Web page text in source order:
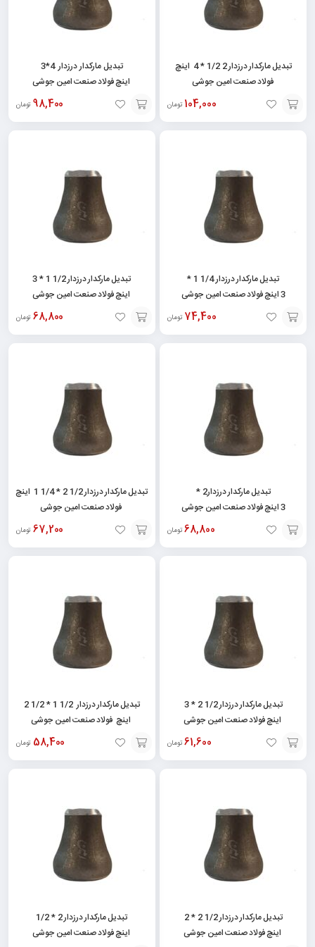
تبدیل مارکدار درزدار 2 1/2 * 4 اینچ
فولاد صنعت امین جوشی
104,000 تومان
افزودن
تبدیل مارکدار درزدار 4*3
اینچ فولاد صنعت امین جوشی
98,400 تومان
افزودن
تبدیل مارکدار درزدار 1/4 1 *
3 اینچ فولاد صنعت امین جوشی
74,400 تومان
افزودن
تبدیل مارکدار درزدار 1/2 1 * 3
اینچ فولاد صنعت امین جوشی
68,800 تومان
افزودن
تبدیل مارکدار درزدار2 *
3 اینچ فولاد صنعت امین جوشی
68,800 تومان
افزودن
تبدیل مارکدار درزدار 1/2 2 * 1/4 1 اینچ
فولاد صنعت امین جوشی
67,200 تومان
افزودن
تبدیل مارکدار درزدار 1/2 2 * 3
اینچ فولاد صنعت امین جوشی
61,600 تومان
افزودن
تبدیل مارکدار درزدار 1/2 1 * 1/2 2
اینچ فولاد صنعت امین جوشی
58,400 تومان
افزودن
تبدیل مارکدار درزدار 1/2 2 * 2
اینچ فولاد صنعت امین جوشی
تبدیل مارکدار درزدار 2 * 1/2
اینچ فولاد صنعت امین جوشی